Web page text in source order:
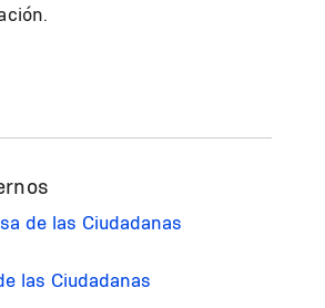
de las Ciudadanas
las Ciudadanas